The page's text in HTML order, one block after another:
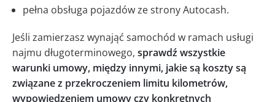
pełna obsługa pojazdów ze strony Autocash.
Jeśli zamierzasz wynająć samochód w ramach usługi
najmu długoterminowego, sprawdź wszystkie
warunki umowy, między innymi, jakie są koszty są
związane z przekroczeniem limitu kilometrów,
wypowiedzeniem umowy czy konkretnych